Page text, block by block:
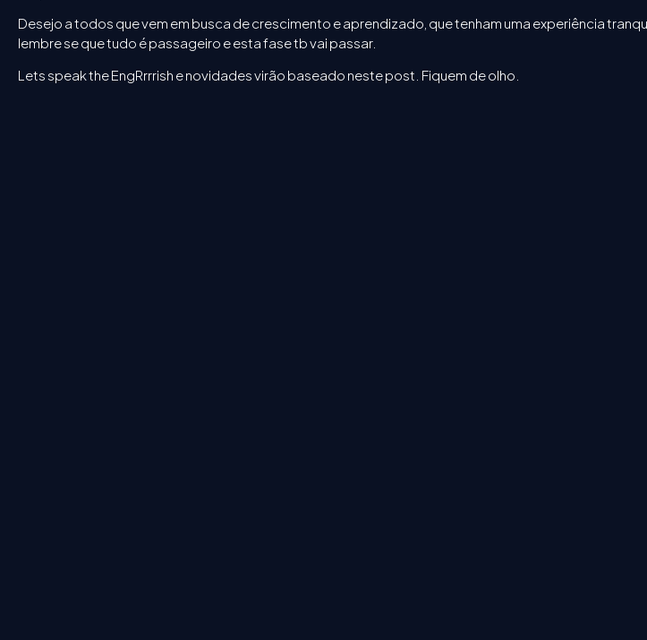
Desejo a todos que vem em busca de crescimento e aprendizado, que tenham uma experiência
lembre se que tudo é passageiro e esta fase tb vai passar.
Lets speak the EngRrrrish e novidades virão baseado neste post. Fiquem de olho.